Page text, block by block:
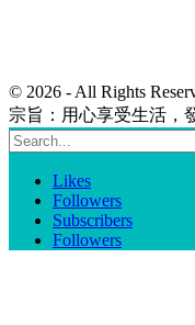
© 2026 - All Rights
宗旨：用心享受生活，
Likes
Followers
Subscribers
Followers